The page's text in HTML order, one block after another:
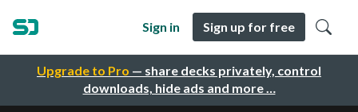
Upgrade to Pro — share decks privately, control
downloads, hide ads and more …
Sign in Sign up for free